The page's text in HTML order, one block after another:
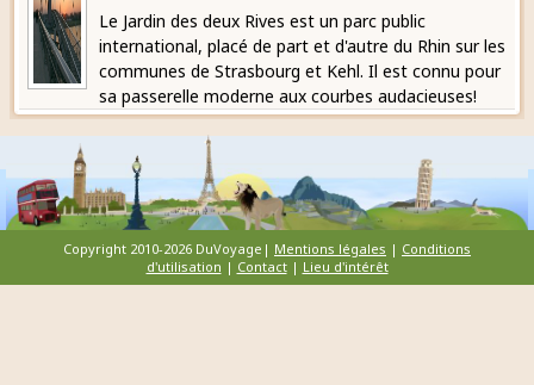
Le Jardin des deux Rives est un parc public
international, placé de part et d'autre du Rhin sur les
communes de Strasbourg et Kehl. Il est connu pour
sa passerelle moderne aux courbes audacieuses!
Copyright 2010-2026 DuVoyage| Mentions légales | Conditions
d'utilisation | Contact| Lieu d'intérêt